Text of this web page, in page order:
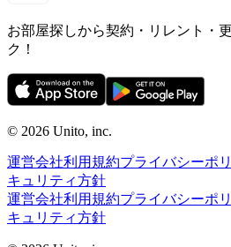
お部屋探しから契約・リレント・
ク！
©︎ 2026 Unito, inc.
運営会社利用規約プライバシーポ
キュリティ方針
運営会社利用規約プライバシーポ
キュリティ方針